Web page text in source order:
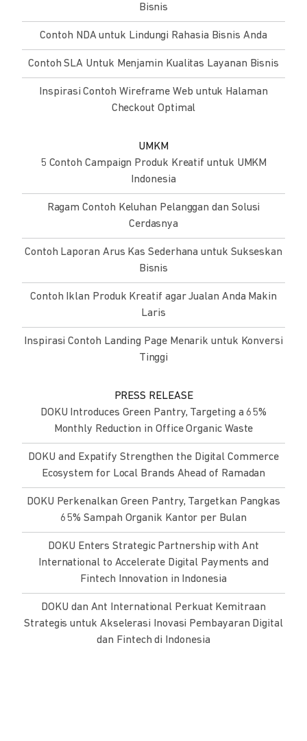
Bisnis
Contoh NDA untuk Lindungi Rahasia Bisnis Anda
Contoh SLA Untuk Menjamin Kualitas Layanan Bisnis
Inspirasi Contoh Wireframe Web untuk Halaman
Checkout Optimal
UMKM
5 Contoh Campaign Produk Kreatif untuk UMKM
Indonesia
Ragam Contoh Keluhan Pelanggan dan Solusi
Cerdasnya
Contoh Laporan Arus Kas Sederhana untuk Sukseskan
Bisnis
Contoh Iklan Produk Kreatif agar Jualan Anda Makin
Laris
Inspirasi Contoh Landing Page Menarik untuk Konversi
Tinggi
PRESS RELEASE
DOKU Introduces Green Pantry, Targeting a 65%
Monthly Reduction in Office Organic Waste
DOKU and Expatify Strengthen the Digital Commerce
Ecosystem for Local Brands Ahead of Ramadan
DOKU Perkenalkan Green Pantry, Targetkan Pangkas
65% Sampah Organik Kantor per Bulan
DOKU Enters Strategic Partnership with Ant
International to Accelerate Digital Payments and
Fintech Innovation in Indonesia
DOKU dan Ant International Perkuat Kemitraan
Strategis untuk Akselerasi Inovasi Pembayaran Digital
dan Fintech di Indonesia